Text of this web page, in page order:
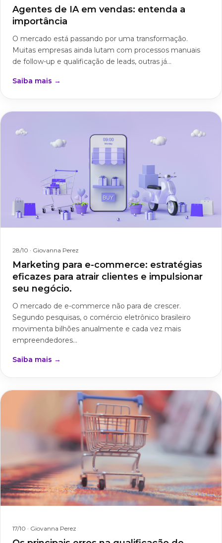
Agentes de IA em vendas: entenda a
importância
O mercado está passando por uma transformação.
Muitas empresas ainda lutam com processos manuais
de follow-up e qualificação de leads, outras já...
Saiba mais →
28/10 · Giovanna Perez
Marketing para e-commerce: estratégias
eficazes para atrair clientes e impulsionar
seu negócio.
O mercado de e-commerce não para de crescer.
Segundo pesquisas, o comércio eletrônico brasileiro
movimenta bilhões anualmente e cada vez mais
empreendedores...
Saiba mais →
17/10 · Giovanna Perez